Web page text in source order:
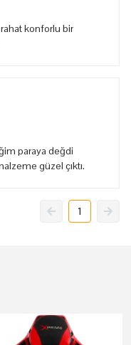
konforlu bir
paraya değdi
güzel çıktı.
1